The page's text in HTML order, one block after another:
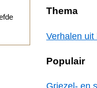
Thema
Verhalen uit
Populair